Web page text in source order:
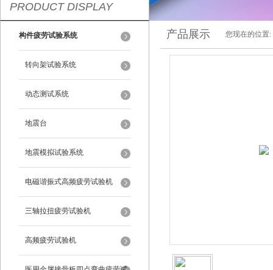
PRODUCT DISPLAY
构件疲劳试验系统
转向架试验系统
动态测试系统
地震台
地震模拟试验系统
电磁谐振式高频疲劳试验机
三轴拉扭疲劳试验机
高频疲劳试验机
产品展示 您现在的位置: